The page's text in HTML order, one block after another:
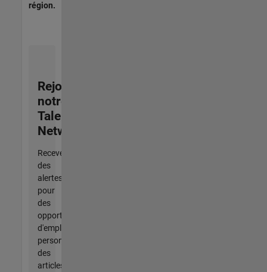
région.
Rejoignez
notre
Talent
Network
Recevez
des
alertes
pour
des
opportunités
d'emploi
personnalisées,
des
articles